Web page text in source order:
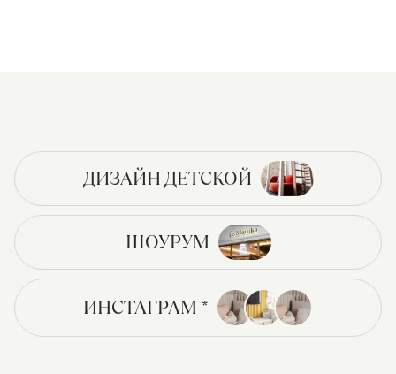
ДИЗАЙН ДЕТСКОЙ
ШОУРУМ
ИНСТАГРАМ *